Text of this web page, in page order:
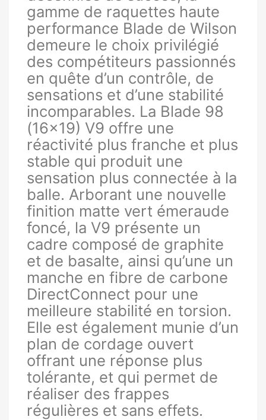
gamme de raquettes haute
performance Blade de Wilson
demeure le choix privilégié
des compétiteurs passionnés
en quête d’un contrôle, de
sensations et d’une stabilité
incomparables. La Blade 98
(16x19) V9 offre une
réactivité plus franche et plus
stable qui produit une
sensation plus connectée à la
balle. Arborant une nouvelle
finition matte vert émeraude
foncé, la V9 présente un
cadre composé de graphite
et de basalte, ainsi qu’une un
manche en fibre de carbone
DirectConnect pour une
meilleure stabilité en torsion.
Elle est également munie d’un
plan de cordage ouvert
offrant une réponse plus
tolérante, et qui permet de
réaliser des frappes
régulières et sans effets.